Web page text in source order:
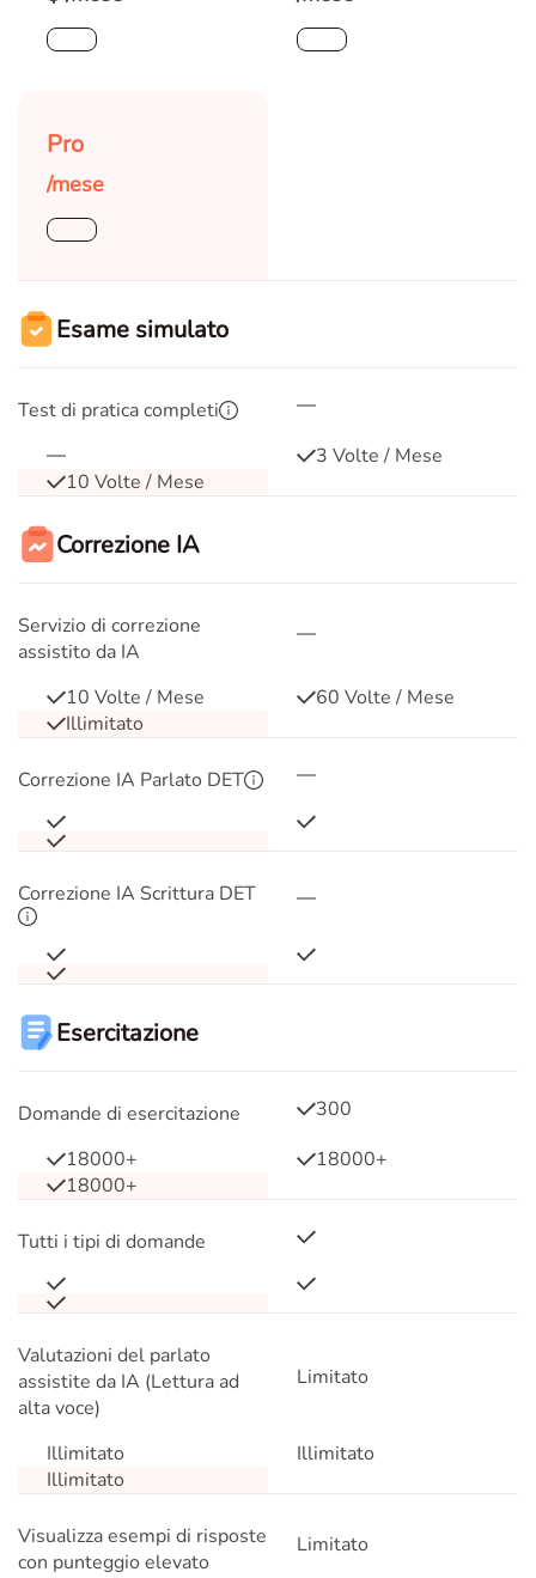
Pro
/mese
Esame simulato
Test di pratica completi
3 Volte / Mese
10 Volte / Mese
Correzione IA
Servizio di correzione
assistito da IA
10 Volte / Mese
60 Volte / Mese
Illimitato
Correzione IA Parlato DET
Correzione IA Scrittura DET
Esercitazione
Domande di esercitazione
300
18000+
18000+
18000+
Tutti i tipi di domande
Valutazioni del parlato
assistite da IA (Lettura ad
alta voce)
Limitato
Illimitato
Illimitato
Illimitato
Visualizza esempi di risposte
con punteggio elevato
Limitato